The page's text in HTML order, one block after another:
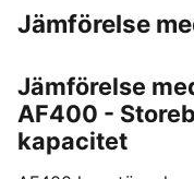
Jämförelse
Jämförelse
AF400 -
kapacitet